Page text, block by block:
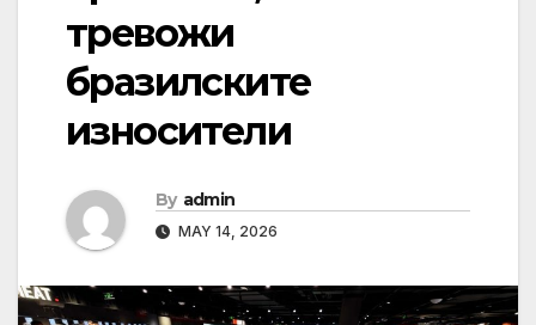
тревожи
бразилските
износители
By admin
MAY 14, 2026